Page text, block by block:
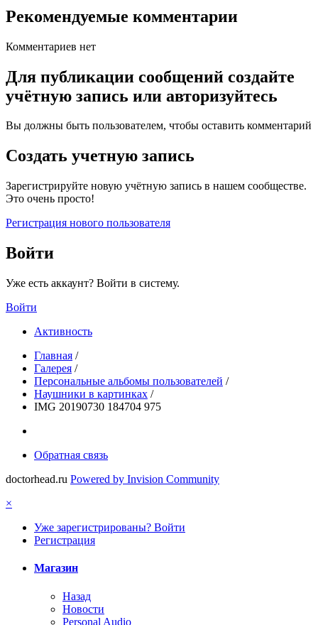
Рекомендуемые комментарии
Комментариев нет
Для публикации сообщений создайте
учётную запись или авторизуйтесь
Вы должны быть пользователем, чтобы оставить комментарий
Создать учетную запись
Зарегистрируйте новую учётную запись в нашем сообществе.
Это очень просто!
Регистрация нового пользователя
Войти
Уже есть аккаунт? Войти в систему.
Войти
Активность
Главная /
Галерея /
Персональные альбомы пользователей /
Наушники в картинках /
IMG 20190730 184704 975
Обратная связь
doctorhead.ru Powered by Invision Community
×
Уже зарегистрированы? Войти
Регистрация
Магазин
Назад
Новости
Personal Audio